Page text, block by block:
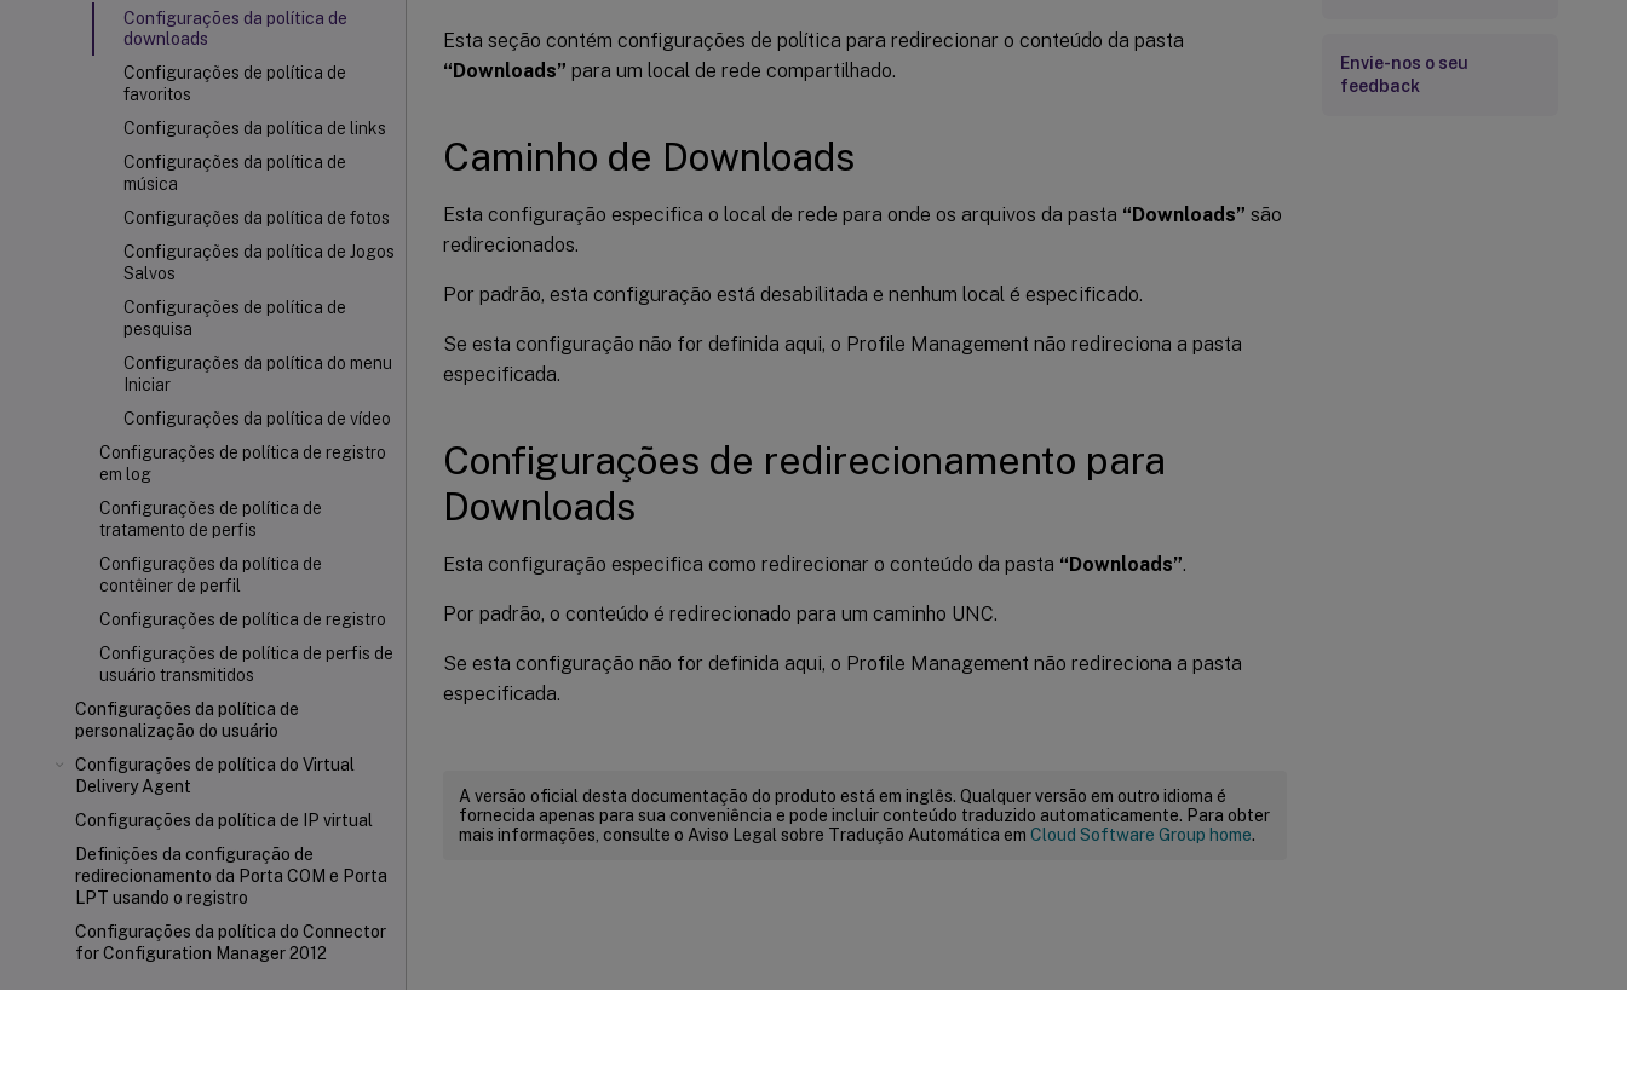
Configurações da política de
downloads
Configurações de política de
favoritos
Configurações da política de links
Configurações da política de
música
Configurações da política de fotos
Configurações da política de Jogos
Salvos
Configurações de política de
pesquisa
Configurações da política do menu
Iniciar
Configurações da política de vídeo
Configurações de política de registro
em log
Configurações de política de
tratamento de perfis
Configurações da política de
contêiner de perfil
Configurações de política de registro
Configurações de política de perfis de
usuário transmitidos
Configurações da política de
personalização do usuário
Configurações de política do Virtual
Delivery Agent
Configurações da política de IP virtual
Definições da configuração de
redirecionamento da Porta COM e Porta
LPT usando o registro
Configurações da política do Connector
for Configuration Manager 2012
Esta seção contém configurações de política para redirecionar o conteúdo da pasta
“Downloads” para um local de rede compartilhado.
Caminho de Downloads
Esta configuração especifica o local de rede para onde os arquivos da pasta “Downloads” são
redirecionados.
Por padrão, esta configuração está desabilitada e nenhum local é especificado.
Se esta configuração não for definida aqui, o Profile Management não redireciona a pasta
especificada.
Configurações de redirecionamento para
Downloads
Esta configuração especifica como redirecionar o conteúdo da pasta “Downloads”.
Por padrão, o conteúdo é redirecionado para um caminho UNC.
Se esta configuração não for definida aqui, o Profile Management não redireciona a pasta
especificada.
A versão oficial desta documentação do produto está em inglês. Qualquer versão em outro idioma é
fornecida apenas para sua conveniência e pode incluir conteúdo traduzido automaticamente. Para obter
mais informações, consulte o Aviso Legal sobre Tradução Automática em Cloud Software Group home.
Envie-nos o seu
feedback